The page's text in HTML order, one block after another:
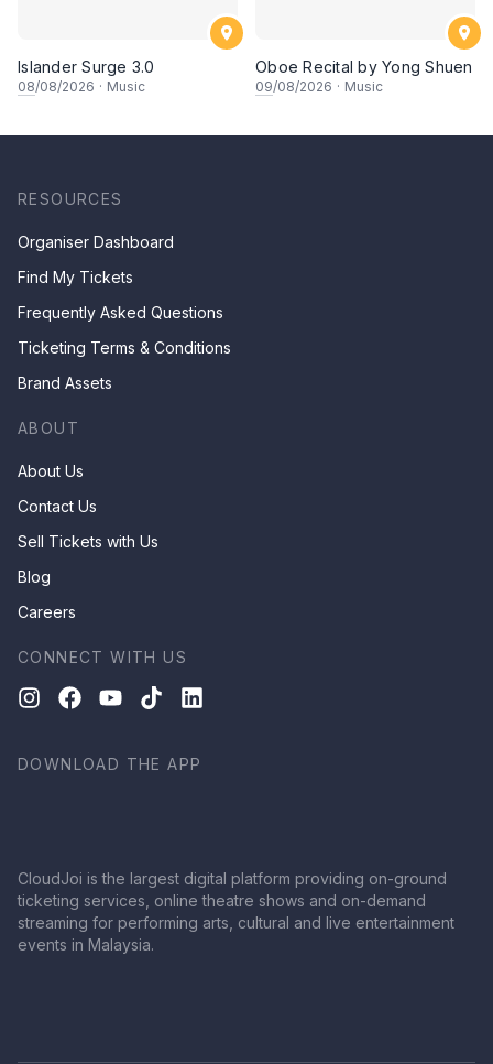
Islander Surge 3.0
08/08/2026 · Music
Oboe Recital by Yong Shuen
09/08/2026 · Music
RESOURCES
Organiser Dashboard
Find My Tickets
Frequently Asked Questions
Ticketing Terms & Conditions
Brand Assets
ABOUT
About Us
Contact Us
Sell Tickets with Us
Blog
Careers
CONNECT WITH US
DOWNLOAD THE APP
CloudJoi is the largest digital platform providing on-ground
ticketing services, online theatre shows and on-demand
streaming for performing arts, cultural and live entertainment
events in Malaysia.